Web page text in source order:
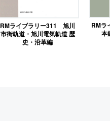
RMライブラリー311 旭川
市街軌道・旭川電気軌道 歴
史・沿革編
RMラ
本